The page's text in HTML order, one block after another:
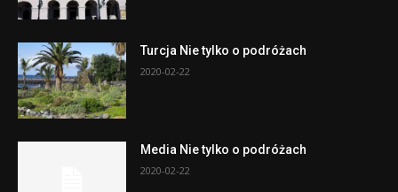
Turcja Nie tylko o podróżach
2020-02-22
Media Nie tylko o podróżach
2020-02-22